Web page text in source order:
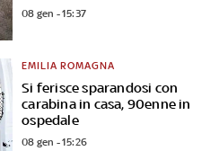
08 gen - 15:37
Si ferisce sparandosi con
carabina in casa, 90enne in
ospedale
EMILIA ROMAGNA
08 gen - 15:26